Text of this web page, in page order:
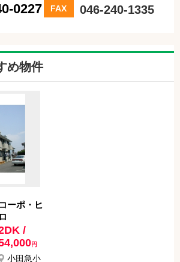
0227 FAX 046-240-1335
め物件
コーポ・ヒ
ロ
/
円
小田急小